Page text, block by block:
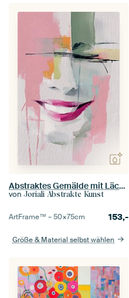
Abstraktes Gemälde mit Lächeln – Fröhliche Kunst auf Leinwand für modernes Interieur
von Joriali Abstrakte Kunst
ArtFrame™ –50×75cm 153,-
Größe & Material selbst wählen